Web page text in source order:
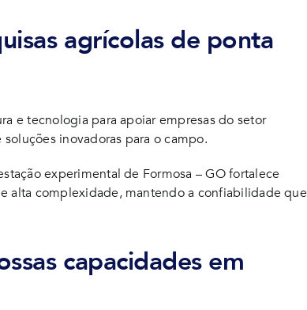
agrícolas de ponta
e tecnologia para apoiar empresas do setor
inovadoras para o campo.
experimental de Formosa – GO fortalece
alta complexidade, mantendo a confiabilidade que
capacidades em